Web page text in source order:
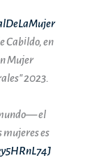
Cabildo, en
Mujer
2023.
el
mujeres es